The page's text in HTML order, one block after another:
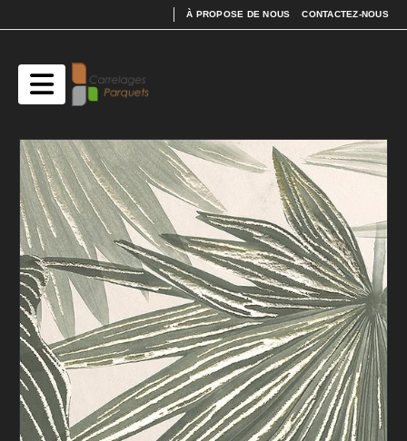
À PROPOSE DE NOUS CONTACTEZ-NOUS